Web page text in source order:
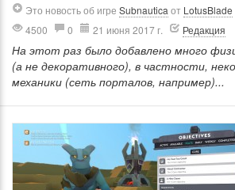
Это новость об игре Subnautica от LotusBlade
4500
0 21 июня 2017 г. Редакция
На этот раз было добавлено много
(а не декоративного), в частности,
механики (сеть порталов, например)...